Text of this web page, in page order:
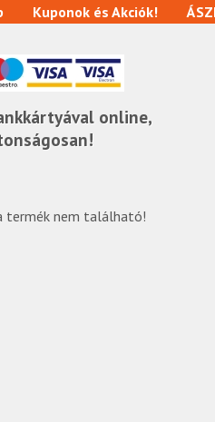
online,
Kuponok és Akciók!
termék nem található!